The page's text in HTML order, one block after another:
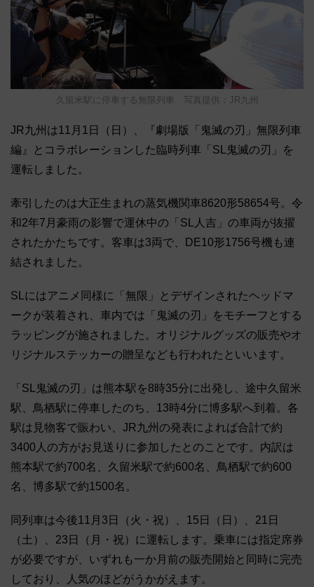
久留米駅に停車する無限列車 写真提供：JR九州
JR九州は11月1日（日）、『劇場版「鬼滅の刃」無限列車
編』とコラボレーションした臨時列車「SL鬼滅の刃」を
運転しました。
牽引したのは大正生まれの蒸気機関車8620形58654号。令
和2年7月豪雨の影響で運休中の「SL人吉」の車両が抜擢
されたかたちです。客車は3両で、DE10形1756号機も連
結されました。
SLにはアニメ同様に「無限」とデザインされたヘッドマ
ークが装着され、車内では「鬼滅の刃」をモチーフとする
ラッピングが施されました。オリジナルグッズの販売やオ
リジナルステッカーの贈呈なども行われたといいます。
「SL鬼滅の刃」は熊本駅を8時35分に出発し、途中久留米
駅、鳥栖駅に停車したのち、13時4分に博多駅へ到着。各
駅は見物客で賑わい、JR九州の発表によれば合計で約
3400人の方がお見送りに参加したとのことです。内訳は
熊本駅で約700名、久留米駅で約600名、鳥栖駅で約600
名、博多駅で約1500名。
同列車は今後11月3日（火・祝）、15日（日）、21日
（土）、23日（月・祝）に運転します。乗車には指定席券
が必要ですが、いずれも一か月前の販売開始と同時に完売
しており、人気のほどがうかがえます。